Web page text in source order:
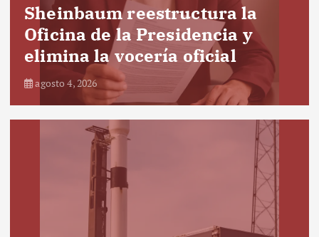
Sheinbaum reestructura la
Oficina de la Presidencia y
elimina la vocería oficial
agosto 4, 2026